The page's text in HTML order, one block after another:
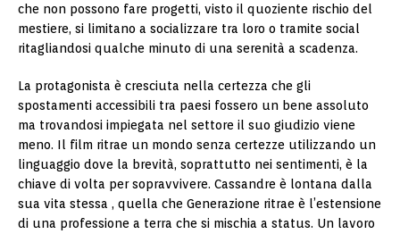
che non possono fare progetti, visto il quoziente rischio del
mestiere, si limitano a socializzare tra loro o tramite social
ritagliandosi qualche minuto di una serenità a scadenza.
La protagonista è cresciuta nella certezza che gli
spostamenti accessibili tra paesi fossero un bene assoluto
ma trovandosi impiegata nel settore il suo giudizio viene
meno. Il film ritrae un mondo senza certezze utilizzando un
linguaggio dove la brevità, soprattutto nei sentimenti, è la
chiave di volta per sopravvivere. Cassandre è lontana dalla
sua vita stessa , quella che Generazione ritrae è l’estensione
di una professione a terra che si mischia a status. Un lavoro